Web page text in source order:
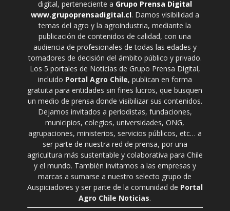
digital, perteneciente a Grupo Prensa Digital
www.grupoprensadigital.cl. Damos visibilidad a
temas del agro y la agroindustria, mediante la
publicación de contenidos de calidad, con una
audiencia de profesionales de todas las edades y
tomadores de decisión del ámbito público y privado.
Los 5 portales de Noticias de Grupo Prensa Digital,
incluido Portal Agro Chile, publican en forma
gratuita para entidades sin fines lucros, que busquen
un medio de prensa donde visibilizar sus contenidos.
Dejamos invitados a periodistas, fundaciones,
municipios, colegios, universidades, ONG,
agrupaciones, ministerios, servicios públicos, etc… a
ser parte de nuestra red de prensa, por una
agricultura más sustentable y colaborativa para Chile
y el mundo. También invitamos a las empresas y
marcas a sumarse a nuestro selecto grupo de
Auspiciadores y ser parte de la comunidad de Portal
Agro Chile Noticias.